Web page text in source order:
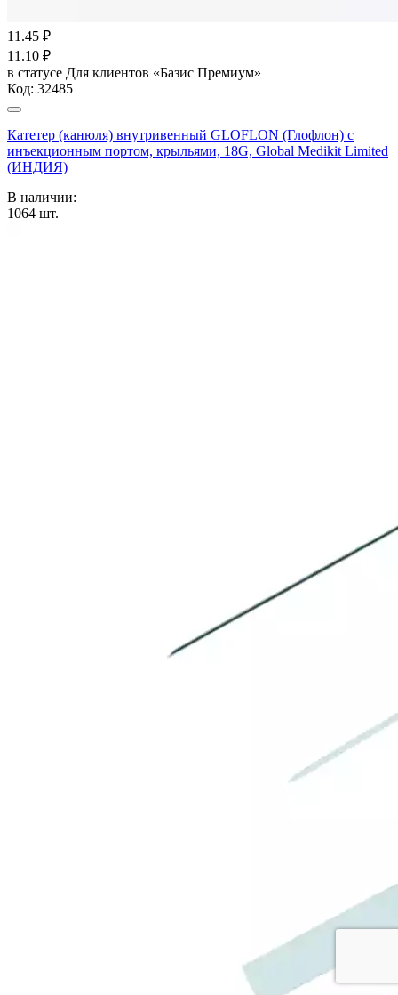
11.45 ₽
11.10 ₽
в статусе Для клиентов «Базис Премиум»
Код: 32485
Катетер (канюля) внутривенный GLOFLON (Глофлон) с
инъекционным портом, крыльями, 18G, Global Medikit Limited
(ИНДИЯ)
В наличии:
1064 шт.